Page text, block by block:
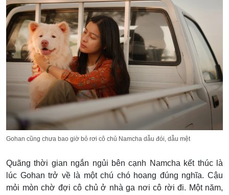
Gohan cũng chưa bao giờ bỏ rơi cô chủ Namcha dẫu đói, dẫu mệt
Quãng thời gian ngắn ngủi bên cạnh Namcha kết thúc là
lúc Gohan trở về là một chú chó hoang đúng nghĩa. Cậu
mỏi mòn chờ đợi cô chủ ở nhà ga nơi cô rời đi. Một năm,